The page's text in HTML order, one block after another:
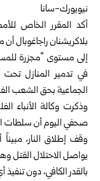
نيويورك-سانا
أكد المقرر الخاص
بلاكريشنان راجاغوبال
إلى مستوى “مجزرة
في تدمير المنازل
الجماعية بحق الشعب
وذكرت وكالة الأنباء
صحفي اليوم أن سلطات
وقف إطلاق النار،
يواصل الاحتلال القتل
بالقدر الكافي، دون